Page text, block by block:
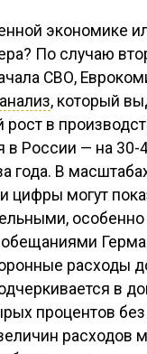
экономике
По случаю
СВО,
анализ, который
рост в
в России — на 30-
года. В
цифры могут
особенно
обещаниями
расходы
в
процентов без
расходов